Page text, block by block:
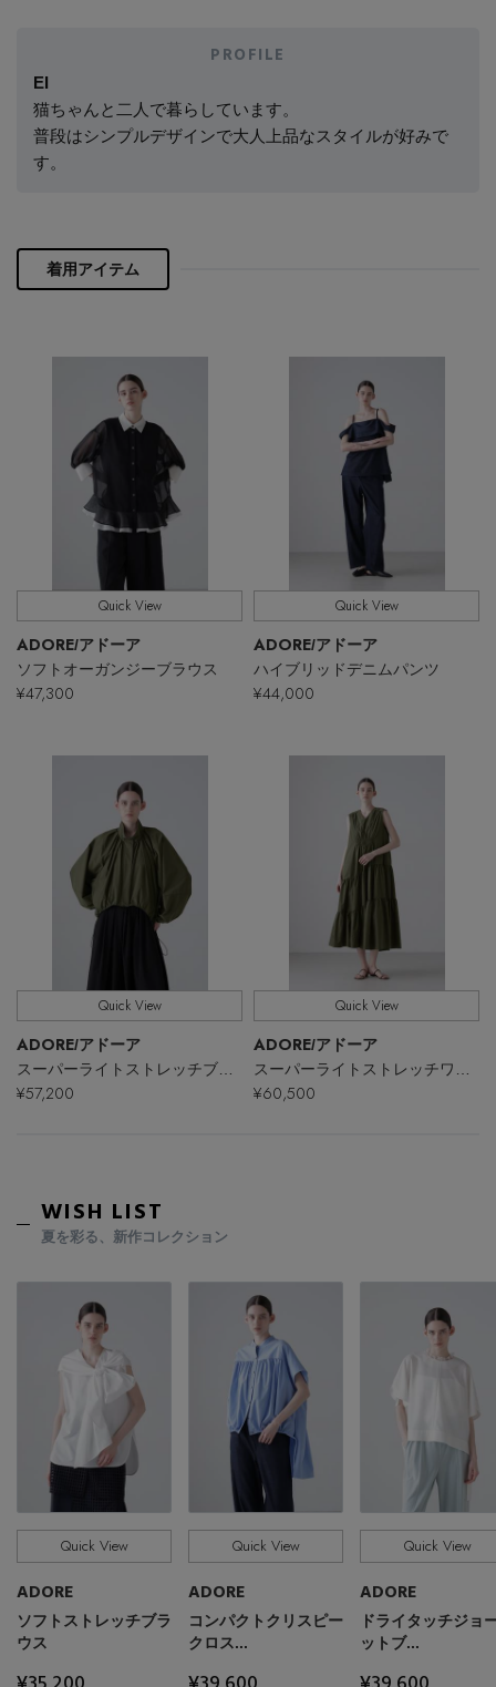
その他(傘・ハンカチ・時計など)
メルマガ PICKUP
【エディターズ・エッセンシャル】
ベーシックとトレンドが交差する16の名品
Stay in
ELLE SHOP 公式アプリ
シックなカーキが甘さを抑え、女性らしさとモード感を
兼ね備えたスタイルに。
PROFILE
EI
猫ちゃんと二人で暮らしています。
普段はシンプルデザインで大人上品なスタイルが好みで
す。
着用アイテム
Quick View
ADORE/アドーア
ソフトオーガンジーブラウス
¥47,300
Quick View
ADORE/アドーア
ハイブリッドデニムパンツ
¥44,000
Quick View
ADORE/アドーア
¥57,200
Quick View
ADORE/アドーア
¥60,500
WISH LIST
夏を彩る、新作コレクション
Quick View
ADORE
ソフトストレッチブラ
ウス
Quick View
ADORE
コンパクトクリスピー
クロス...
Quick View
ADORE
ドライタッチジョ
ットブ...